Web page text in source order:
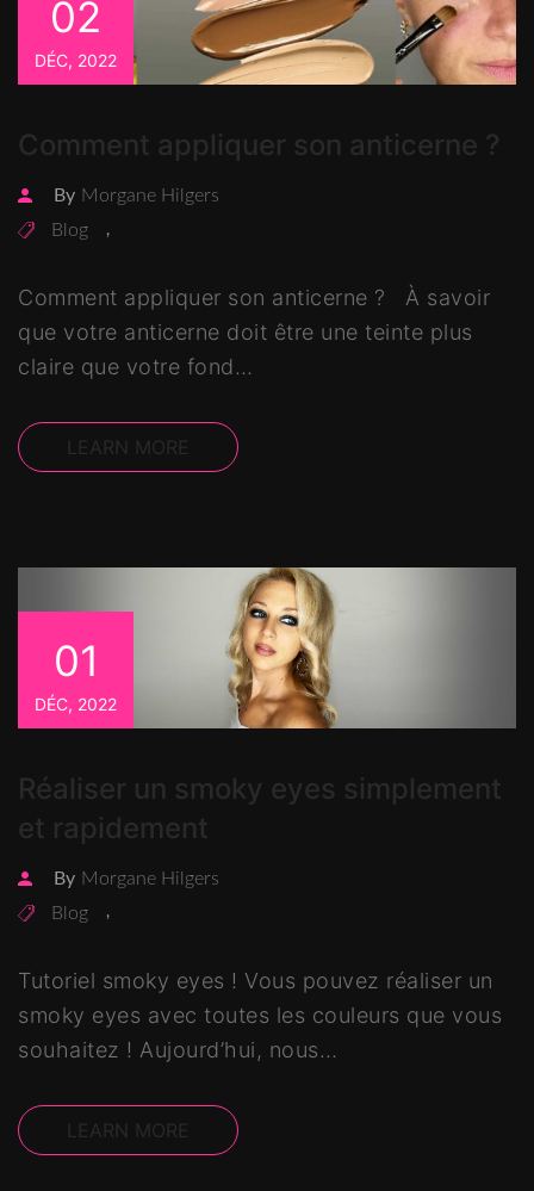
02
DÉC, 2022
Comment appliquer son anticerne ?
By Morgane Hilgers
Blog
,
Comment appliquer son anticerne ? À savoir
que votre anticerne doit être une teinte plus
claire que votre fond…
LEARN MORE
01
DÉC, 2022
Réaliser un smoky eyes simplement
et rapidement
By Morgane Hilgers
Blog
,
Tutoriel smoky eyes ! Vous pouvez réaliser un
smoky eyes avec toutes les couleurs que vous
souhaitez ! Aujourd’hui, nous…
LEARN MORE